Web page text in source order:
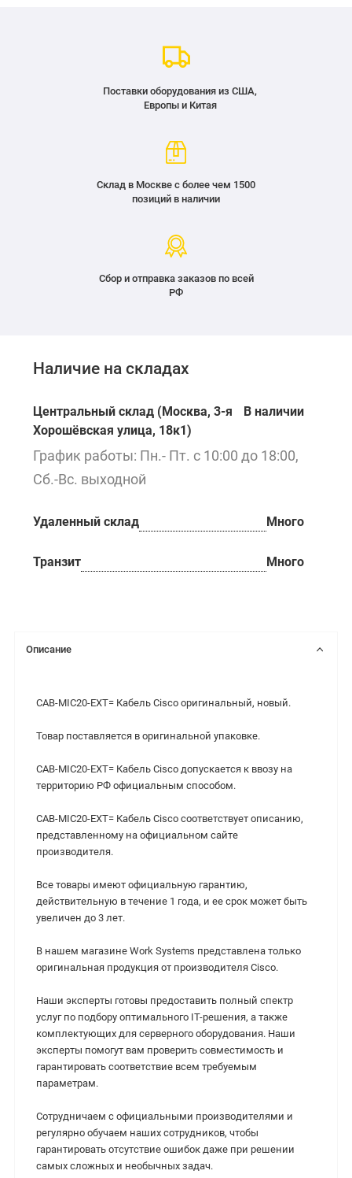
Поставки оборудования из США,
Европы и Китая
Склад в Москве с более чем 1500
позиций в наличии
Сбор и отправка заказов по всей
РФ
Наличие на складах
Центральный склад (Москва, 3-я
Хорошёвская улица, 18к1)
В наличии
График работы: Пн.- Пт. с 10:00 до 18:00,
Сб.-Вс. выходной
Удаленный склад Много
Транзит Много
Описание
CAB-MIC20-EXT= Кабель Cisco оригинальный, новый.
Товар поставляется в оригинальной упаковке.
CAB-MIC20-EXT= Кабель Cisco допускается к ввозу на
территорию РФ официальным способом.
CAB-MIC20-EXT= Кабель Cisco соответствует описанию,
представленному на официальном сайте
производителя.
Все товары имеют официальную гарантию,
действительную в течение 1 года, и ее срок может быть
увеличен до 3 лет.
В нашем магазине Work Systems представлена только
оригинальная продукция от производителя Cisco.
Наши эксперты готовы предоставить полный спектр
услуг по подбору оптимального IT-решения, а также
комплектующих для серверного оборудования. Наши
эксперты помогут вам проверить совместимость и
гарантировать соответствие всем требуемым
параметрам.
Сотрудничаем с официальными производителями и
регулярно обучаем наших сотрудников, чтобы
гарантировать отсутствие ошибок даже при решении
самых сложных и необычных задач.